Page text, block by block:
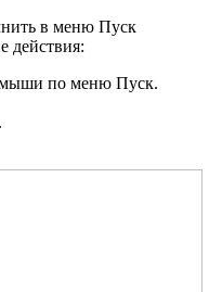
в меню Пуск
действия:
по меню Пуск.